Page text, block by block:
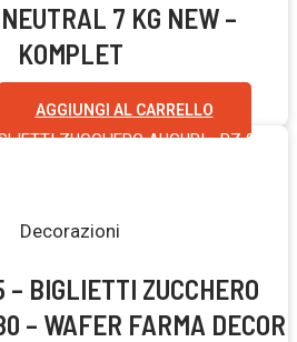
7 KG NEW –
KOMPLET
AGGIUNGI AL CARRELLO
Decorazioni
– BIGLIETTI ZUCCHERO
– WAFER FARMA DECOR